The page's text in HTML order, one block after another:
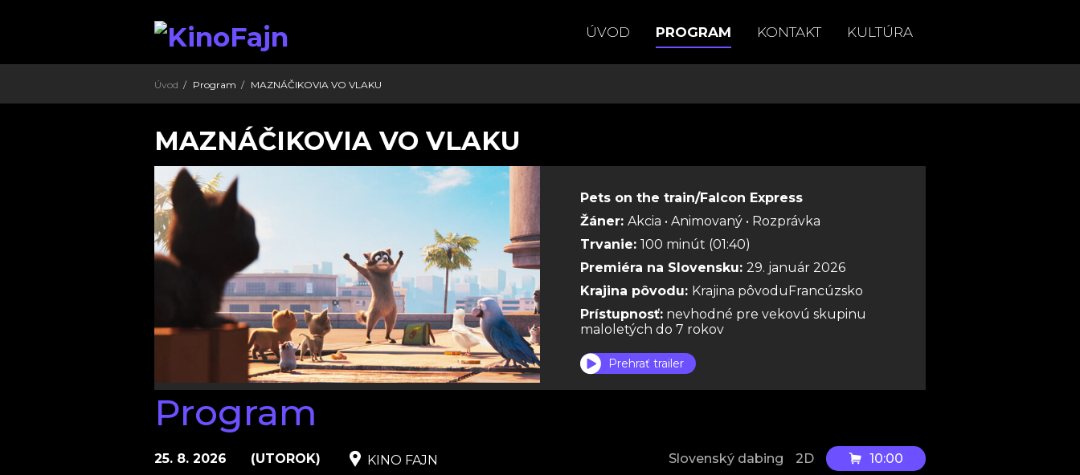
ÚVOD PROGRAM KONTAKT KULTÚRA
Úvod Program MAZNÁČIKOVIA VO VLAKU
MAZNÁČIKOVIA VO VLAKU
Pets on the train/Falcon Express
Žáner: Akcia • Animovaný • Rozprávka
Trvanie: 100 minút (01:40)
Premiéra na Slovensku: 29. január 2026
Krajina pôvodu: Krajina pôvoduFrancúzsko
Prístupnosť: nevhodné pre vekovú skupinu
maloletých do 7 rokov
Prehrať trailer
Program
25. 8. 2026 (UTOROK) KINO FAJN Slovenský dabing 2D 10:00